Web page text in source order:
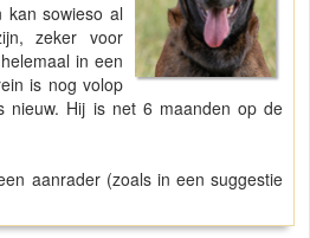
kan sowieso al
zeker voor
in een
is nog volop
nieuw. Hij is net 6 maanden op de
aanrader (zoals in een suggestie